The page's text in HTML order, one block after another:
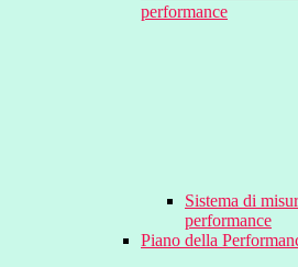
performance
Sistema di
performance
Piano della